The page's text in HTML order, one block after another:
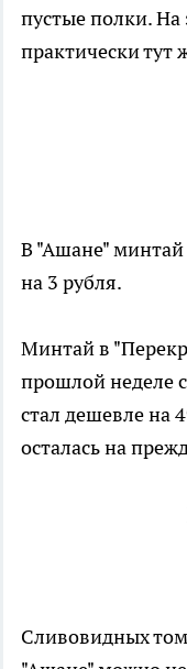
пустые полки. На
практически тут
В "Ашане" минтай
на 3 рубля.
Минтай в
прошлой неделе
стал дешевле на
осталась на
Сливовидных